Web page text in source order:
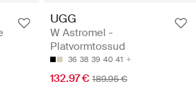
UGG
W Astromel -
Platvormtossud
36 38 39 40 41
132.97 € 189.95 €